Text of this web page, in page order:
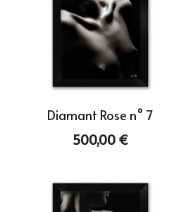
Diamant Rose n° 7
500,00 €